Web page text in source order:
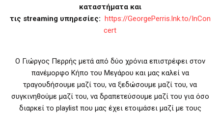
καταστήματα και
τις streamingυπηρεσίες: https://GeorgePerris.lnk.to/InCon
cert
Ο Γιώργος Περρής μετά από δύο χρόνια επιστρέφει στον
πανέμορφο Κήπο του Μεγάρου και μας καλεί να
τραγουδήσουμε μαζί του, να ξεδώσουμε μαζί του, να
συγκινηθούμε μαζί του, να δραπετεύσουμε μαζί του για όσο
διαρκεί το playlist που μας έχει ετοιμάσει μαζί με τους